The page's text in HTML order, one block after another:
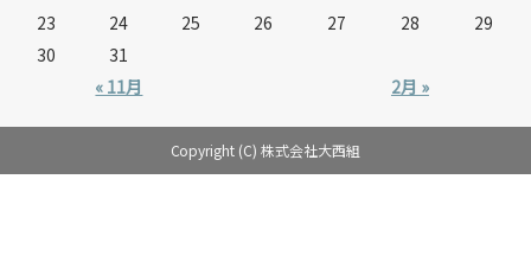
« 11月 2月 »
23
24 25 26 27 28
29
30
31
Copyright (C) 株式会社大西組